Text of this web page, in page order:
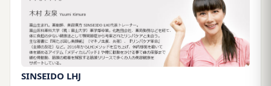
SINSEIDO LHJ